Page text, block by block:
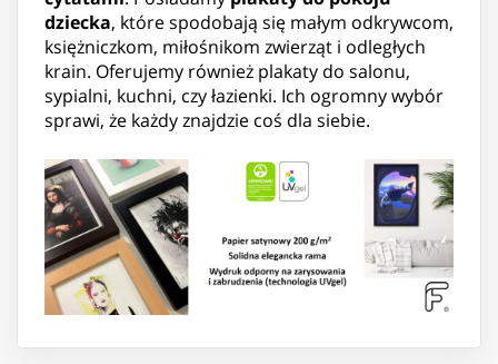
dziecka, które spodobają się małym odkrywcom,
księżniczkom, miłośnikom zwierząt i odległych
krain. Oferujemy również plakaty do salonu,
sypialni, kuchni, czy łazienki. Ich ogromny wybór
sprawi, że każdy znajdzie coś dla siebie.